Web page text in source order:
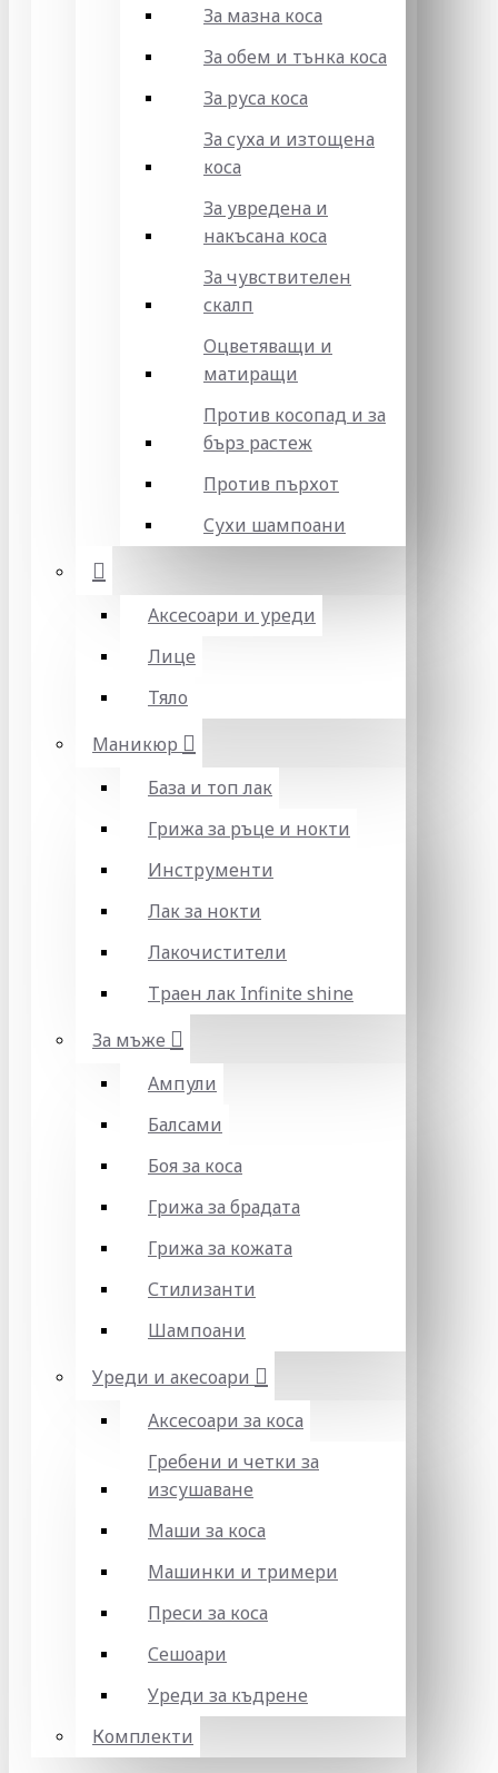
За мазна коса
За обем и тънка коса
За руса коса
За суха и изтощена
коса
За увредена и
накъсана коса
За чувствителен
скалп
Оцветяващи и
матиращи
Против косопад и за
бърз растеж
Против пърхот
Сухи шампоани
Аксесоари и уреди
Лице
Тяло
Маникюр
База и топ лак
Грижа за ръце и нокти
Инструменти
Лак за нокти
Лакочистители
Траен лак Infinite shine
За мъже
Ампули
Балсами
Боя за коса
Грижа за брадата
Грижа за кожата
Стилизанти
Шампоани
Уреди и акесоари
Аксесоари за коса
Гребени и четки за
изсушаване
Маши за коса
Машинки и тримери
Преси за коса
Сешоари
Уреди за къдрене
Комплекти